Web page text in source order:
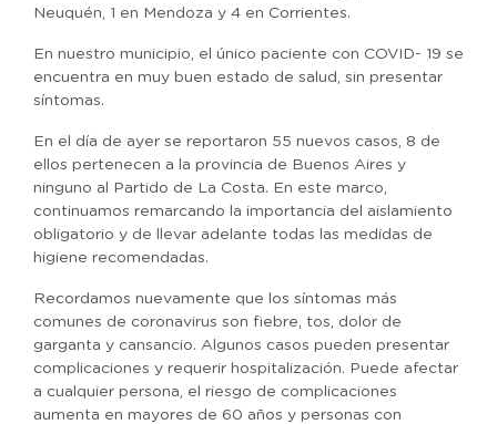
Neuquén, 1 en Mendoza y 4 en Corrientes.
En nuestro municipio, el único paciente con COVID- 19 se
encuentra en muy buen estado de salud, sin presentar
síntomas.
En el día de ayer se reportaron 55 nuevos casos, 8 de
ellos pertenecen a la provincia de Buenos Aires y
ninguno al Partido de La Costa. En este marco,
continuamos remarcando la importancia del aislamiento
obligatorio y de llevar adelante todas las medidas de
higiene recomendadas.
Recordamos nuevamente que los síntomas más
comunes de coronavirus son fiebre, tos, dolor de
garganta y cansancio. Algunos casos pueden presentar
complicaciones y requerir hospitalización. Puede afectar
a cualquier persona, el riesgo de complicaciones
aumenta en mayores de 60 años y personas con